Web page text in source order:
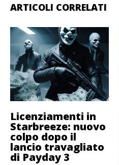
ARTICOLI CORRELATI
Licenziamenti in
Starbreeze: nuovo
colpo dopo il
lancio travagliato
di Payday 3